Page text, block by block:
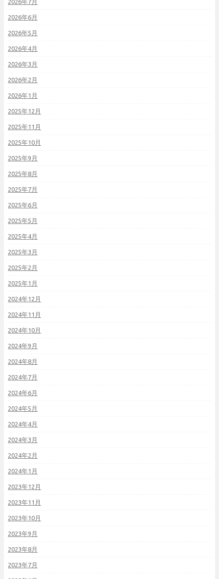
2026年7月
2026年6月
2026年5月
2026年4月
2026年3月
2026年2月
2026年1月
2025年12月
2025年11月
2025年10月
2025年9月
2025年8月
2025年7月
2025年6月
2025年5月
2025年4月
2025年3月
2025年2月
2025年1月
2024年12月
2024年11月
2024年10月
2024年9月
2024年8月
2024年7月
2024年6月
2024年5月
2024年4月
2024年3月
2024年2月
2024年1月
2023年12月
2023年11月
2023年10月
2023年9月
2023年8月
2023年7月